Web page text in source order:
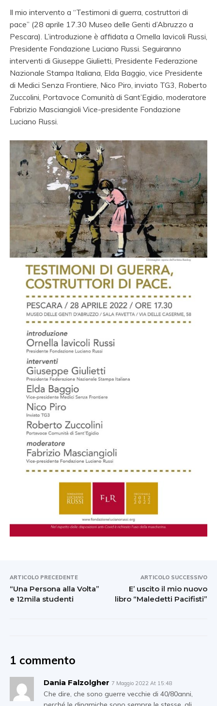
Il mio intervento a “Testimoni di guerra, costruttori di
pace” (28 aprile 17.30 Museo delle Genti d’Abruzzo a
Pescara). L’introduzione è affidata a Ornella Iavicoli Russi,
Presidente Fondazione Luciano Russi. Seguiranno
interventi di Giuseppe Giulietti, Presidente Federazione
Nazionale Stampa Italiana, Elda Baggio, vice Presidente
di Medici Senza Frontiere, Nico Piro, inviato TG3, Roberto
Zuccolini, Portavoce Comunità di Sant’Egidio, moderatore
Fabrizio Masciangioli Vice-presidente Fondazione
Luciano Russi.
ARTICOLO PRECEDENTE
“Una Persona alla Volta”
e 12mila studenti
ARTICOLO SUCCESSIVO
E’ uscito il mio nuovo
libro “Maledetti Pacifisti”
1 commento
Dania Falzolgher 7 Maggio 2022 At 15:48
Che dire, che sono guerre vecchie di 40/80anni,